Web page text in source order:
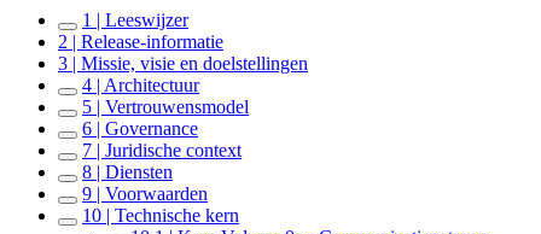
1 | Leeswijzer
2 | Release-informatie
3 | Missie, visie en doelstellingen
4 | Architectuur
5 | Vertrouwensmodel
6 | Governance
7 | Juridische context
8 | Diensten
9 | Voorwaarden
10 | Technische kern